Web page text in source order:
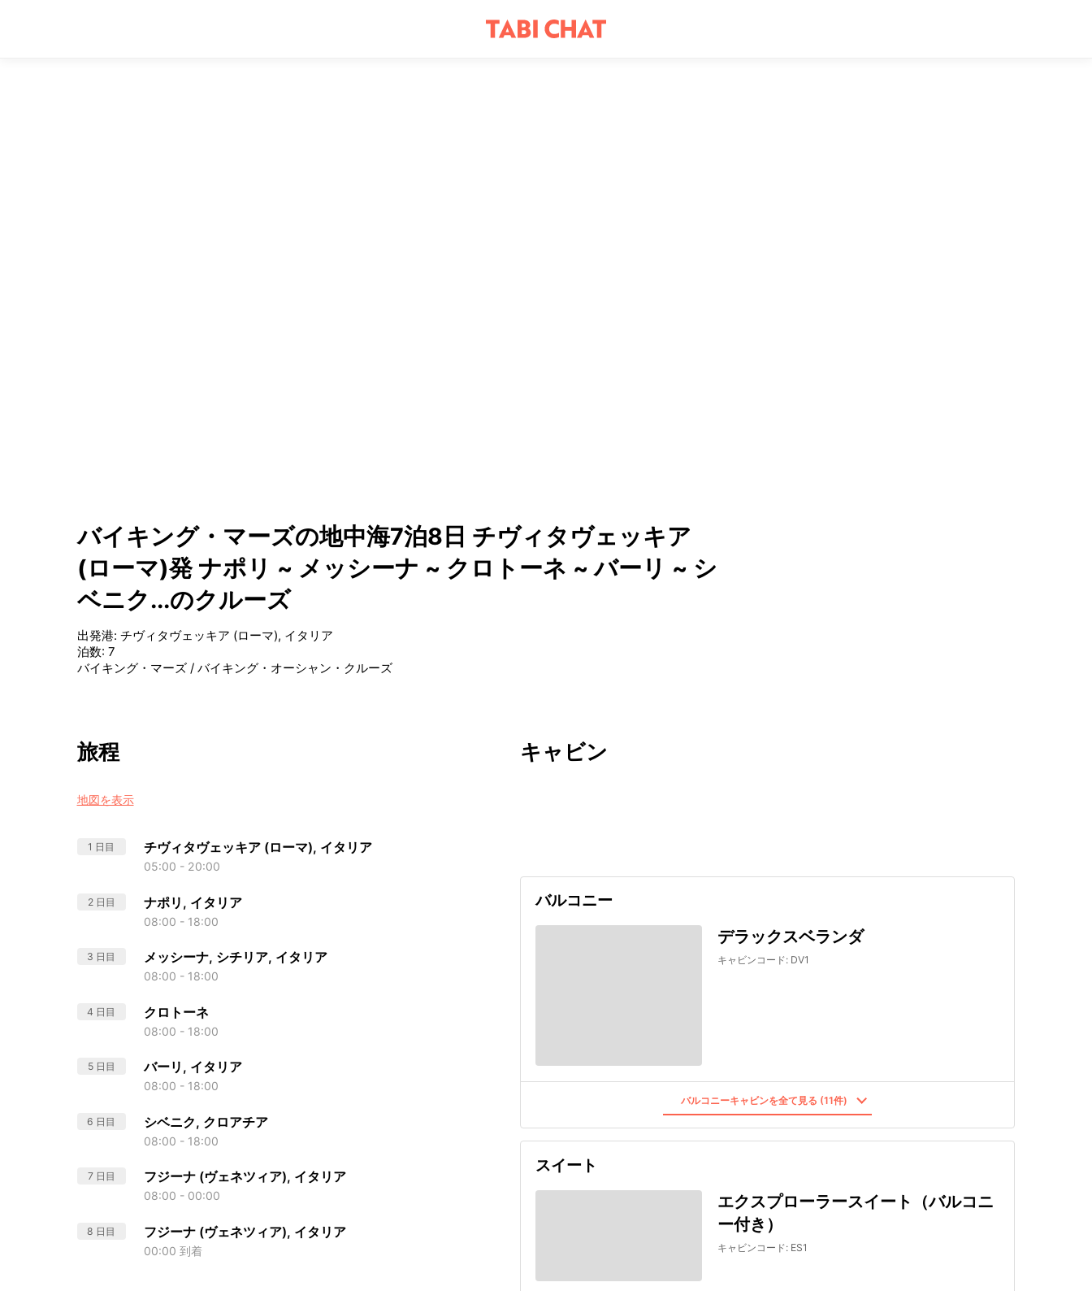
バイキング・マーズの地中海7泊8日 チヴィタヴェッキア
(ローマ)発 ナポリ ~ メッシーナ ~ クロトーネ ~ バーリ ~ シ
ベニク...のクルーズ
出発港: チヴィタヴェッキア (ローマ), イタリア
泊数: 7
バイキング・マーズ/ バイキング・オーシャン・クルーズ
旅程
地図を表示
1 日目 チヴィタヴェッキア (ローマ), イタリア
05:00 - 20:00
2 日目 ナポリ, イタリア
08:00 - 18:00
3 日目 メッシーナ, シチリア, イタリア
08:00 - 18:00
4 日目 クロトーネ
08:00 - 18:00
5 日目 バーリ, イタリア
08:00 - 18:00
6 日目 シベニク, クロアチア
08:00 - 18:00
7 日目 フジーナ (ヴェネツィア), イタリア
08:00 - 00:00
8 日目 フジーナ (ヴェネツィア), イタリア
00:00 到着
キャビン
バルコニー
デラックスベランダ
キャビンコード: DV1
バルコニーキャビンを全て見る (11件)
スイート
エクスプローラースイート（バルコニ
ー付き）
キャビンコード: ES1